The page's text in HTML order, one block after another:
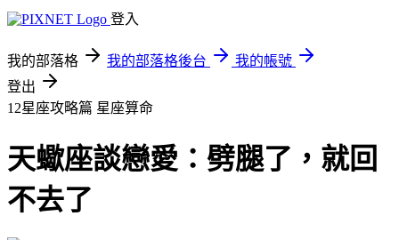
登入
我的部落格 我的部落格後台
我的帳號
登出
12星座攻略篇 星座算命
天蠍座談戀愛：劈腿了，就回
不去了